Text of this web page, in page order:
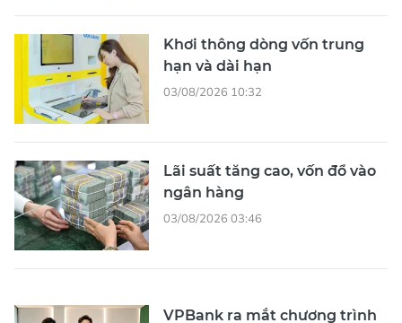
Khơi thông dòng vốn trung
hạn và dài hạn
03/08/2026 10:32
Lãi suất tăng cao, vốn đổ vào
ngân hàng
03/08/2026 03:46
VPBank ra mắt chương trình